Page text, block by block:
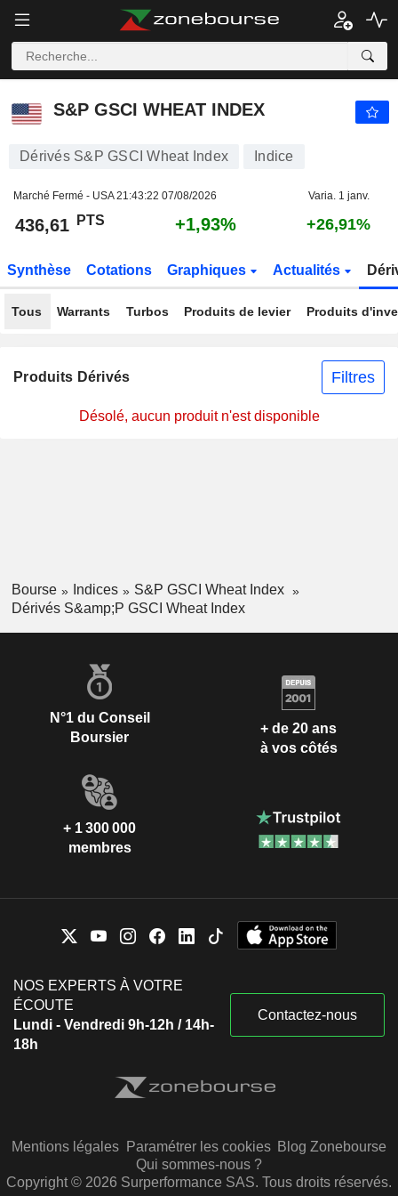
S&P GSCI WHEAT INDEX
S&P GSCI WHEAT INDEX
Dérivés S&P GSCI Wheat Index Indice
Marché Fermé - USA21:43:22 07/08/2026 Varia. 1 janv.
436,61 PTS +1,93% +26,91%
Synthèse Cotations Graphiques Actualités
Tous Warrants Turbos Produits de levier Produits
Produits Dérivés Filtres
Désolé, aucun produit n'est disponible
Bourse Indices
S&P GSCI Wheat Index
Dérivés S&amp;P GSCI Wheat Index
N°1 du Conseil
Boursier
+ de 20 ans
à vos côtés
+ 1 300 000
membres
NOS EXPERTS À VOTRE
ÉCOUTE
Lundi - Vendredi 9h-12h / 14h-
18h
Contactez-nous
Mentions légales Paramétrer les cookies Blog Zonebourse
Qui sommes-nous ?
Copyright © 2026 Surperformance SAS. Tous droits réservés.